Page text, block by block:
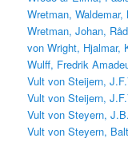
Wretman,
Wretman, Johan,
von Wright, Hjalmar,
Wulff, Fredrik
Vult von Steijern,
Vult von Steijern,
Vult von Steyern,
Vult von Steyern,